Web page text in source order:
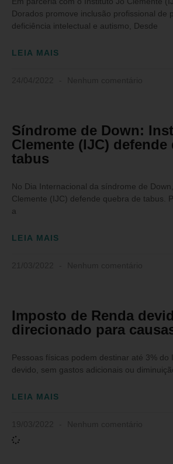
Dorados promove inclusão profissional de
deficiência intelectual e autismo, Desde
LEIA MAIS
Síndrome de Down:
Clemente (IJC) defende
tabus
No Dia Internacional da síndrome de
Clemente (IJC) defende quebra de tabus.
a
LEIA MAIS
Imposto de Renda
direcionado para
Pessoas físicas podem destinar até 3​% do
devido, sem gastos adicionais ou
LEIA MAIS